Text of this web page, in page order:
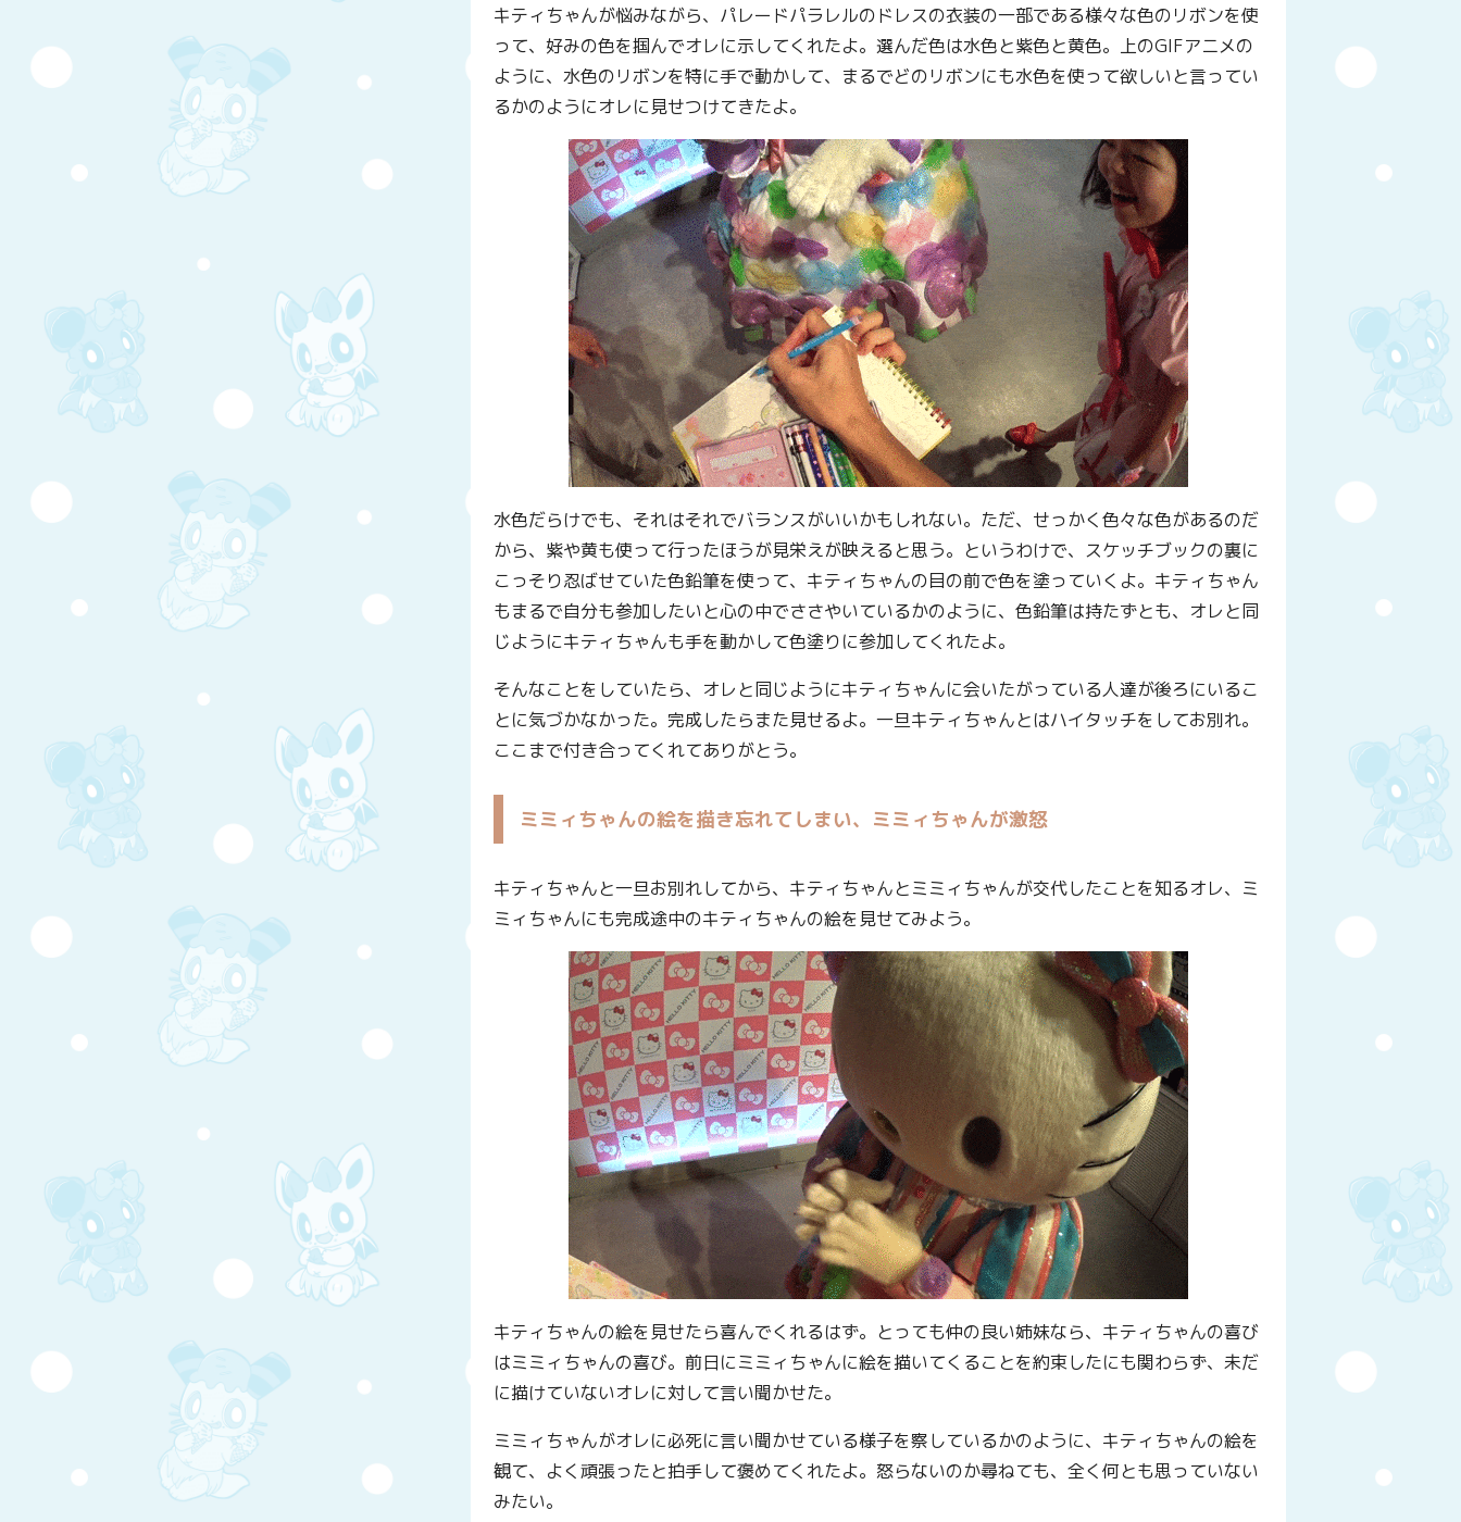
キティちゃんが悩みながら、パレードパラレルのドレスの衣装の一部である様々な色のリボンを使
って、好みの色を掴んでオレに示してくれたよ。選んだ色は水色と紫色と黄色。上のGIFアニメの
ように、水色のリボンを特に手で動かして、まるでどのリボンにも水色を使って欲しいと言ってい
るかのようにオレに見せつけてきたよ。
水色だらけでも、それはそれでバランスがいいかもしれない。ただ、せっかく色々な色があるのだ
から、紫や黄も使って行ったほうが見栄えが映えると思う。というわけで、スケッチブックの裏に
こっそり忍ばせていた色鉛筆を使って、キティちゃんの目の前で色を塗っていくよ。キティちゃん
もまるで自分も参加したいと心の中でささやいているかのように、色鉛筆は持たずとも、オレと同
じようにキティちゃんも手を動かして色塗りに参加してくれたよ。
そんなことをしていたら、オレと同じようにキティちゃんに会いたがっている人達が後ろにいるこ
とに気づかなかった。完成したらまた見せるよ。一旦キティちゃんとはハイタッチをしてお別れ。
ここまで付き合ってくれてありがとう。
ミミィちゃんの絵を描き忘れてしまい、ミミィちゃんが激怒
キティちゃんと一旦お別れしてから、キティちゃんとミミィちゃんが交代したことを知るオレ、ミ
ミィちゃんにも完成途中のキティちゃんの絵を見せてみよう。
キティちゃんの絵を見せたら喜んでくれるはず。とっても仲の良い姉妹なら、キティちゃんの喜び
はミミィちゃんの喜び。前日にミミィちゃんに絵を描いてくることを約束したにも関わらず、未だ
に描けていないオレに対して言い聞かせた。
ミミィちゃんがオレに必死に言い聞かせている様子を察しているかのように、キティちゃんの絵を
観て、よく頑張ったと拍手して褒めてくれたよ。怒らないのか尋ねても、全く何とも思っていない
みたい。